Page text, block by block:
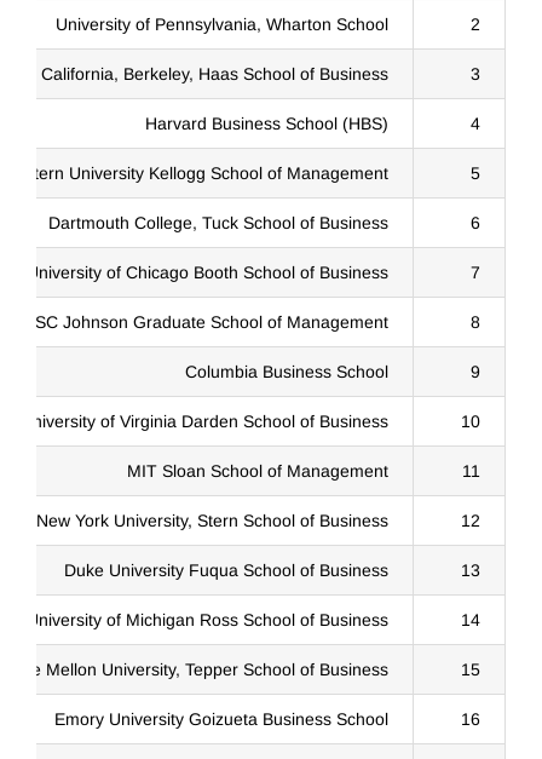
2
University of Pennsylvania, Wharton School
3
of California, Berkeley, Haas School of Business
4
Harvard Business School (HBS)
5
University Kellogg School of Management
6
Dartmouth College, Tuck School of Business
7
University of Chicago Booth School of Business
8
SC Johnson Graduate School of Management
9
Columbia Business School
10
University of Virginia Darden School of Business
11
MIT Sloan School of Management
12
New York University, Stern School of Business
13
Duke University Fuqua School of Business
14
University of Michigan Ross School of Business
15
Mellon University, Tepper School of Business
16
Emory University Goizueta Business School